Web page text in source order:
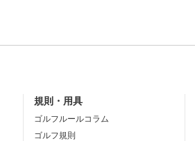
規則・用具
ゴルフルールコラム
ゴルフ規則